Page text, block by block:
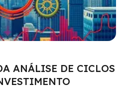
ANÁLISE DE CICLOS